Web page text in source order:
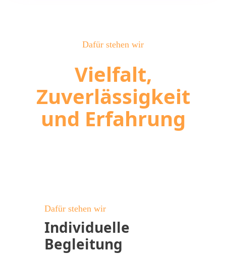
Dafür stehen wir
Vielfalt,
Zuverlässigkeit
und Erfahrung
Dafür stehen wir
Individuelle
Begleitung